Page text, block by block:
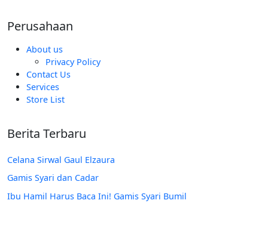
Perusahaan
About us
Privacy Policy
Contact Us
Services
Store List
Berita Terbaru
Celana Sirwal Gaul Elzaura
Gamis Syari dan Cadar
Ibu Hamil Harus Baca Ini! Gamis Syari Bumil